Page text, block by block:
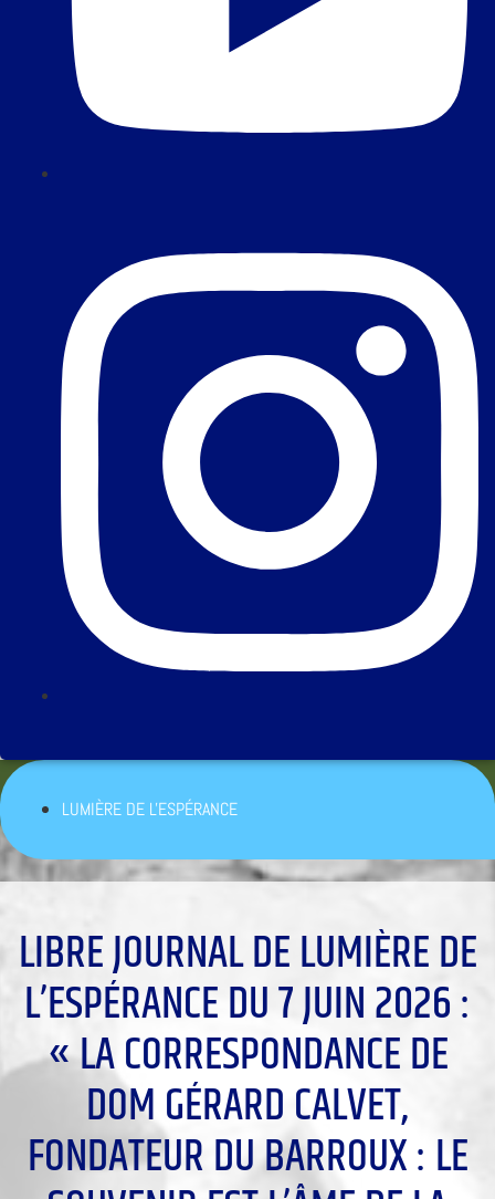
LUMIÈRE DE L'ESPÉRANCE
LIBRE JOURNAL DE LUMIÈRE DE
L’ESPÉRANCE DU 7 JUIN 2026 :
« LA CORRESPONDANCE DE
DOM GÉRARD CALVET,
FONDATEUR DU BARROUX : LE